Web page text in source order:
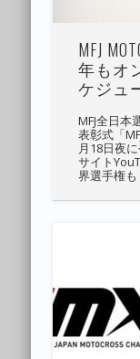
MFJ
年もオ
ケジュ
MFJ全日本
表彰式「
月18日夜
サイト
界選手権